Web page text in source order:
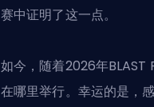
赛中证明了这一点。
如今，随着2026年BLAST
在哪里举行。幸运的是，